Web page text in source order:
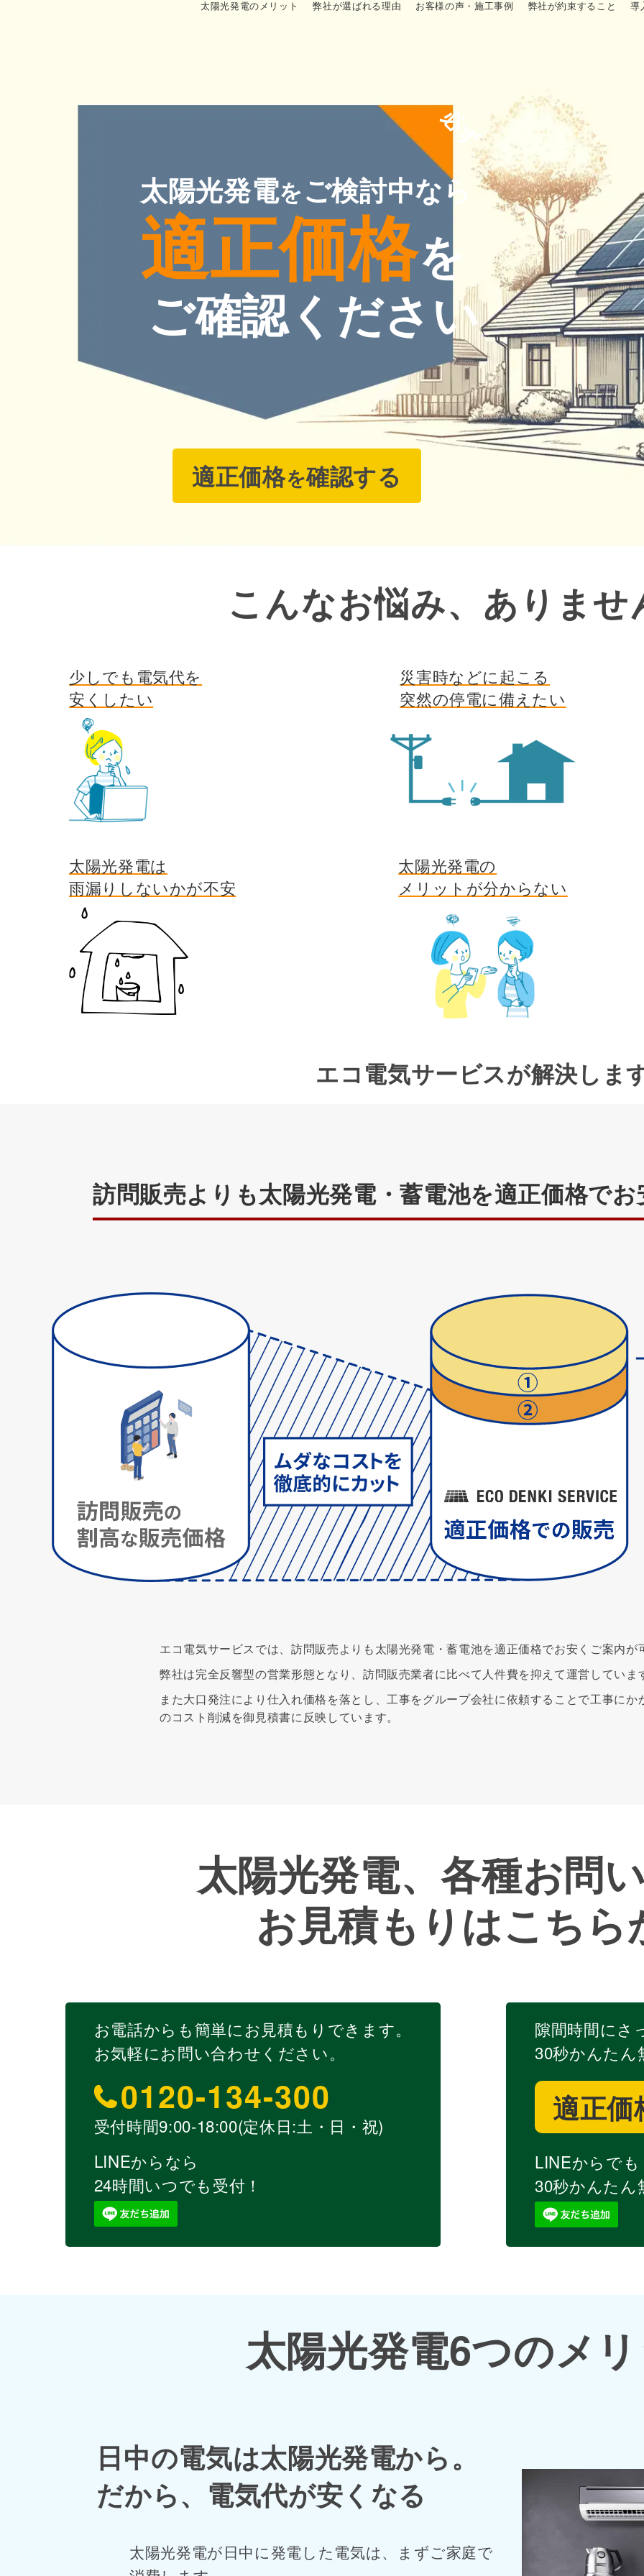
太陽光発電のメリット 弊社が選ばれる理由 お客様の声・施工事例 弊社が約束すること 導
太陽光発電をご検討中なら
必ず
適正価格を
ご確認ください
適正価格を確認する
こんなお悩み、ありませ
少しでも電気代を
安くしたい
災害時などに起こる
突然の停電に備えたい
太陽光発電は
雨漏りしないかが不安
太陽光発電の
メリットが分からない
エコ電気サービスが解決しま
訪問販売よりも太陽光発電・蓄電池を適正価格で
エコ電気サービスでは、訪問販売よりも太陽光発電・蓄電池を適正価格でお安くご案内が
弊社は完全反響型の営業形態となり、訪問販売業者に比べて人件費を抑えて運営していま
また大口発注により仕入れ価格を落とし、工事をグループ会社に依頼することで工事に
のコスト削減を御見積書に反映しています。
太陽光発電、各種お問
お見積もりはこちら
お電話からも簡単にお見積もりできます。
お気軽にお問い合わせください。
0120-134-300
受付時間9:00-18:00(定休日:土・日・祝)
LINEからなら
24時間いつでも受付！
隙間時間にさ
30秒かんたん
適正価
LINEからでも
30秒かんたん
太陽光発電6つのメ
日中の電気は太陽光発電から。
だから、電気代が安くなる
太陽光発電が日中に発電した電気は、まずご家庭で